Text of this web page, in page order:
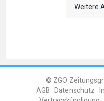
Weitere
© ZGO
AGB Datenschutz